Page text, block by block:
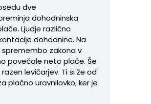
dve
dohodninska
Ljudje različno
dohodnine. Na
zakona v
povečale neto plače. Še
levičarjev. Ti si že od
plačno uravnilovko, ker je